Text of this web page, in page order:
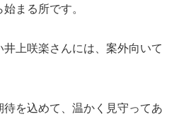
まる所です。
上咲楽さんには、案外向いて
を込めて、温かく見守ってあ